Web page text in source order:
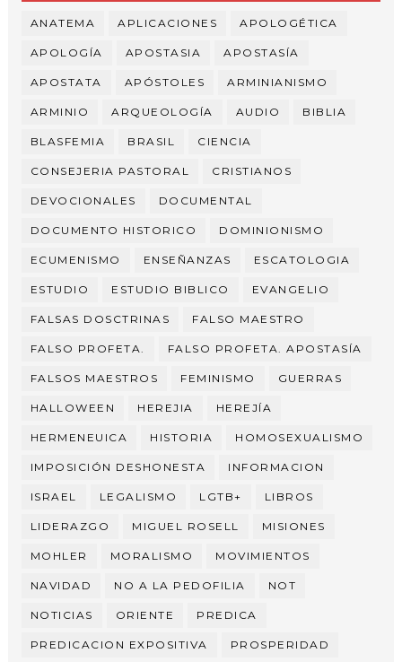
ANATEMA APLICACIONES APOLOGÉTICA
APOLOGÍA APOSTASIA APOSTASÍA
APOSTATA APÓSTOLES ARMINIANISMO
ARMINIO ARQUEOLOGÍA AUDIO BIBLIA
BLASFEMIA BRASIL CIENCIA
CONSEJERIA PASTORAL CRISTIANOS
DEVOCIONALES DOCUMENTAL
DOCUMENTO HISTORICO DOMINIONISMO
ECUMENISMO ENSEÑANZAS ESCATOLOGIA
ESTUDIO ESTUDIO BIBLICO EVANGELIO
FALSAS DOSCTRINAS FALSO MAESTRO
FALSO PROFETA. FALSO PROFETA. APOSTASÍA
FALSOS MAESTROS FEMINISMO GUERRAS
HALLOWEEN HEREJIA HEREJÍA
HERMENEUICA HISTORIA HOMOSEXUALISMO
IMPOSICIÓN DESHONESTA INFORMACION
ISRAEL LEGALISMO LGTB+ LIBROS
LIDERAZGO MIGUEL ROSELL MISIONES
MOHLER MORALISMO MOVIMIENTOS
NAVIDAD NO A LA PEDOFILIA NOT
NOTICIAS ORIENTE PREDICA
PREDICACION EXPOSITIVA PROSPERIDAD